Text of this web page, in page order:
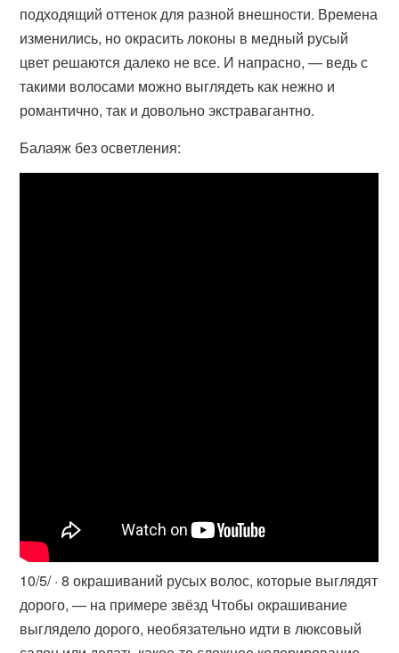
подходящий оттенок для разной внешности. Времена
изменились, но окрасить локоны в медный русый
цвет решаются далеко не все. И напрасно, — ведь с
такими волосами можно выглядеть как нежно и
романтично, так и довольно экстравагантно.
Балаяж без осветления:
10/5/ · 8 окрашиваний русых волос, которые выглядят
дорого, — на примере звёзд Чтобы окрашивание
выглядело дорого, необязательно идти в люксовый